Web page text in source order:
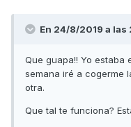
En 24/8/2019 a las
Que guapa!! Yo estaba
semana iré a cogerme
otra.
Que tal te funciona?